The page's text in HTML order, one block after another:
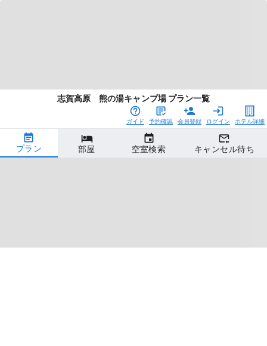
志賀高原 熊の湯キャンプ場 プラン一覧
ホテル詳細
ログイン
会員登録
予約確認
ガイド
プラン 部屋 空室検索 キャンセル待ち